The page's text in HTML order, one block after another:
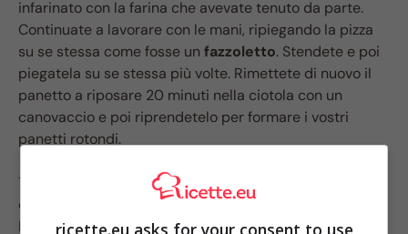
infarinato con la farina che avevate tenuto da parte.
Continuate a lavorare con le mani, ripiegando la pizza
su se stessa come fosse un fazzoletto. Stendete e poi
piegatela su se stessa più volte. Rimettete di nuovo il
panetto a riposare 20 minuti nella ciotola con un
canovaccio e poi riprendetelo per formare i vostri
panetti rotondi.
Tagliate prima l’impasto in due
questi ricavate i vostri panetti da circa 250 grammi.
Fate attenzione a renderli ben rotondi, sempre con il
ricette.eu asks for your consent to use